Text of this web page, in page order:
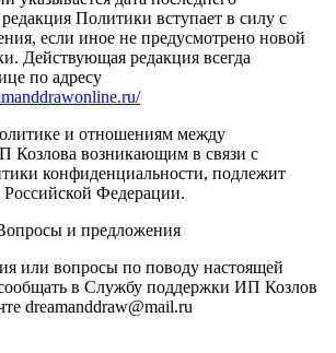
Политики вступает в силу с
если иное не предусмотрено новой
Действующая редакция всегда
по адресу
и отношениям между
Козлова возникающим в связи с
конфиденциальности, подлежит
Федерации.
и предложения
или вопросы по поводу настоящей
в Службу поддержки ИП Козлов
dreamanddraw@mail.ru